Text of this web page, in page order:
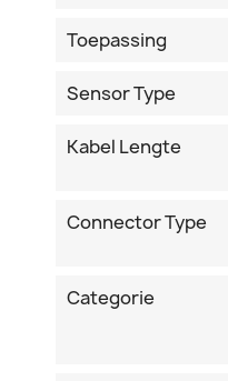
Toepassing
Sensor Type
Kabel Lengte
Connector Type
Categorie